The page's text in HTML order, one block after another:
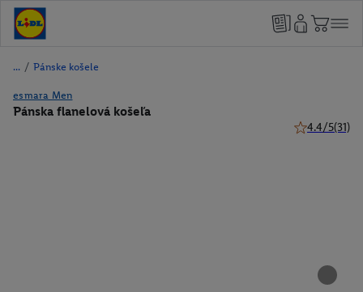
/ Pánske košele
esmara Men
Pánska flanelová košeľa
4.4/5(31)